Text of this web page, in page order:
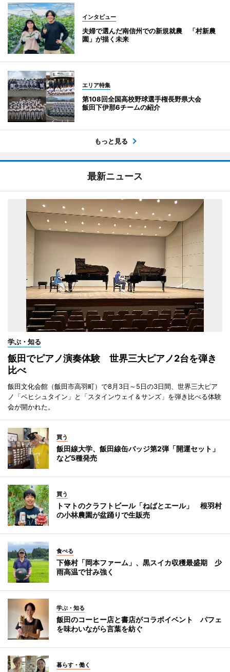
インタビュー
夫婦で選んだ南信州での新規就農 「村新農
園」が描く未来
エリア特集
第108回全国高校野球選手権長野県大会
飯田下伊那6チームの紹介
もっと見る
最新ニュース
学ぶ・知る
飯田でピアノ演奏体験 世界三大ピアノ2台を弾き
比べ
飯田文化会館（飯田市高羽町）で8月3日～5日の3日間、世界三大ピア
ノ「ベヒシュタイン」と「スタインウェイ＆サンズ」を弾き比べる体験
会が開かれた。
買う
飯田線大学、飯田線缶バッジ第2弾「開運セット」
など5種発売
買う
トマトのクラフトビール「ねばとエール」 根羽村
の小林農園が盆踊りで生販売
食べる
下條村「岡本ファーム」、黒スイカ収穫最盛期 少
雨高温で甘み強く
学ぶ・知る
飯田のコーヒー店と書店がコラボイベント パフェ
を味わいながら言葉を紡ぐ
暮らす・働く